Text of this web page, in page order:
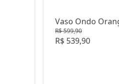
Vaso Ondo
R$ 599,90
R$ 539,90